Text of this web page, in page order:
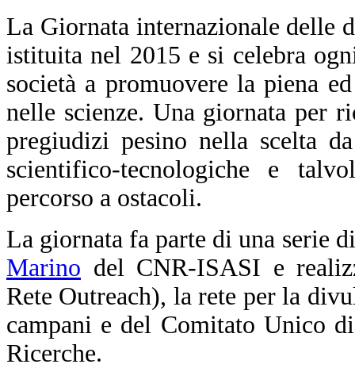
La Giornata internazionale delle
istituita nel 2015 e si celebra
società a promuovere la piena
nelle scienze. Una giornata per
pregiudizi pesino nella scelta
scientifico-tecnologiche e
percorso a ostacoli.
La giornata fa parte di una serie
Marino del CNR-ISASI e
Rete Outreach), la rete per la
campani e del Comitato Unico
Ricerche.